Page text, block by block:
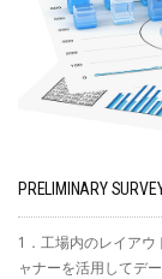
PRELIMINARY
1．工場内のレイア
ャナーを活用してデ